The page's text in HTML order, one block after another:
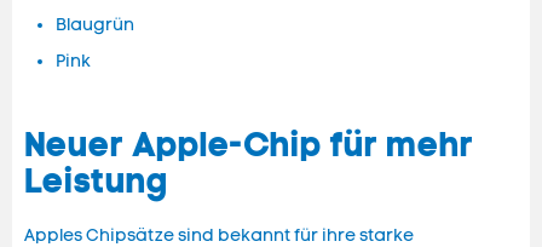
Blaugrün
Pink
Neuer Apple-Chip für mehr
Leistung
Apples Chipsätze sind bekannt für ihre starke